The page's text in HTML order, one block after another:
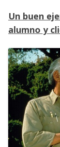
Un buen
alumno y